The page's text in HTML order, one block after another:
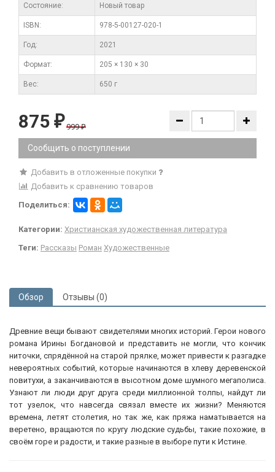
Состояние: Новый товар
ISBN: 978-5-00127-020-1
Год: 2021
Формат: 205 × 130 × 30
Вес: 650 г
875 ₽ 999₽
Сообщить о поступлении
Добавить в отложенные покупки
Добавить к сравнению товаров
Поделиться:
Категории: Христианская художественная литература
Теги: Рассказы Роман Художественные
Обзор Отзывы (0)
Древние вещи бывают свидетелями многих историй. Герои нового
романа Ирины Богдановой и представить не могли, что кончик
ниточки, спрядённой на старой прялке, может привести к разгадке
невероятных событий, которые начинаются в хлеву деревенской
повитухи, а заканчиваются в высотном доме шумного мегаполиса.
Узнают ли люди друг друга среди миллионной толпы, найдут ли
тот узелок, что навсегда связал вместе их жизни? Меняются
времена, летят столетия, но так же, как пряжа наматывается на
веретено, вращаются по кругу людские судьбы, такие похожие, в
своём горе и радости, и такие разные в выборе пути к Истине.